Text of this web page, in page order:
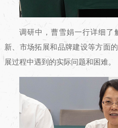
调研中，曹雪娟一行详细了
新、市场拓展和品牌建设等方面
展过程中遇到的实际问题和困难。